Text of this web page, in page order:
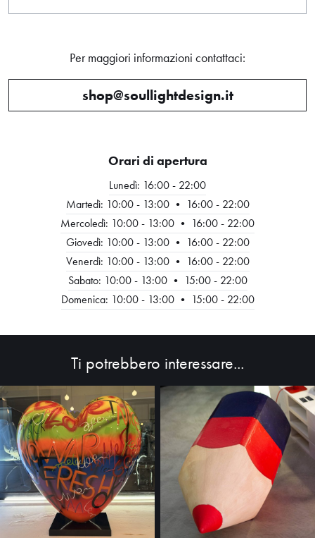
HOME
ABOUT
SHOP
Per maggiori informazioni contattaci:
shop@soullightdesign.it
Orari di apertura
Lunedì: 16:00 - 22:00
Martedì: 10:00 - 13:00 • 16:00 - 22:00
Mercoledì: 10:00 - 13:00 • 16:00 - 22:00
Giovedì: 10:00 - 13:00 • 16:00 - 22:00
Venerdì: 10:00 - 13:00 • 16:00 - 22:00
Sabato: 10:00 - 13:00 • 15:00 - 22:00
Domenica: 10:00 - 13:00 • 15:00 - 22:00
Ti potrebbero interessare...